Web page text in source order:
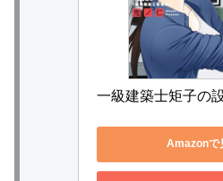
一級建築士矩子の
Amazonで